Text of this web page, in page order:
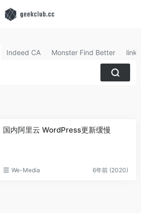
Indeed CA Monster Find Better
国内阿里云 WordPress更新缓慢
We-Media 6年前 (2020)